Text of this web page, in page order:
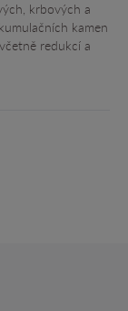
krbových a
kamen
redukcí a